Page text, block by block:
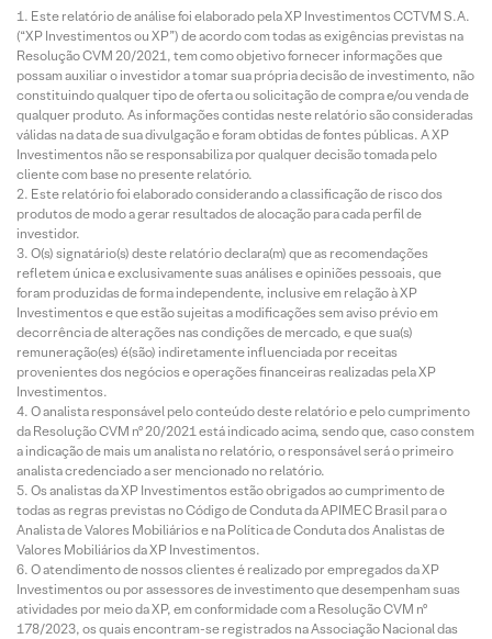
Este relatório de análise foi elaborado pela XP Investimentos CCTVM S.A.
(“XP Investimentos ou XP”) de acordo com todas as exigências previstas na
Resolução CVM 20/2021, tem como objetivo fornecer informações que
possam auxiliar o investidor a tomar sua própria decisão de investimento, não
constituindo qualquer tipo de oferta ou solicitação de compra e/ou venda de
qualquer produto. As informações contidas neste relatório são consideradas
válidas na data de sua divulgação e foram obtidas de fontes públicas. A XP
Investimentos não se responsabiliza por qualquer decisão tomada pelo
cliente com base no presente relatório.
Este relatório foi elaborado considerando a classificação de risco dos
produtos de modo a gerar resultados de alocação para cada perfil de
investidor.
O(s) signatário(s) deste relatório declara(m) que as recomendações
refletem única e exclusivamente suas análises e opiniões pessoais, que
foram produzidas de forma independente, inclusive em relação à XP
Investimentos e que estão sujeitas a modificações sem aviso prévio em
decorrência de alterações nas condições de mercado, e que sua(s)
remuneração(es) é(são) indiretamente influenciada por receitas
provenientes dos negócios e operações financeiras realizadas pela XP
Investimentos.
O analista responsável pelo conteúdo deste relatório e pelo cumprimento
da Resolução CVM nº 20/2021 está indicado acima, sendo que, caso constem
a indicação de mais um analista no relatório, o responsável será o primeiro
analista credenciado a ser mencionado no relatório.
Os analistas da XP Investimentos estão obrigados ao cumprimento de
todas as regras previstas no Código de Conduta da APIMEC Brasil para o
Analista de Valores Mobiliários e na Política de Conduta dos Analistas de
Valores Mobiliários da XP Investimentos.
O atendimento de nossos clientes é realizado por empregados da XP
Investimentos ou por assessores de investimento que desempenham suas
atividades por meio da XP, em conformidade com a Resolução CVM nº
178/2023, os quais encontram-se registrados na Associação Nacional das